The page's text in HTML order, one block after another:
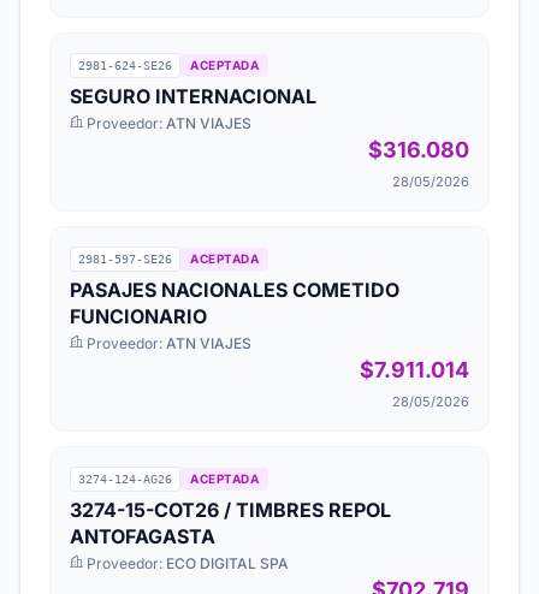
2981-624-SE26 ACEPTADA
SEGURO INTERNACIONAL
Proveedor: ATN VIAJES
$316.080
28/05/2026
2981-597-SE26 ACEPTADA
PASAJES NACIONALES COMETIDO
FUNCIONARIO
Proveedor: ATN VIAJES
$7.911.014
28/05/2026
3274-124-AG26 ACEPTADA
3274-15-COT26 / TIMBRES REPOL
ANTOFAGASTA
Proveedor: ECO DIGITAL SPA